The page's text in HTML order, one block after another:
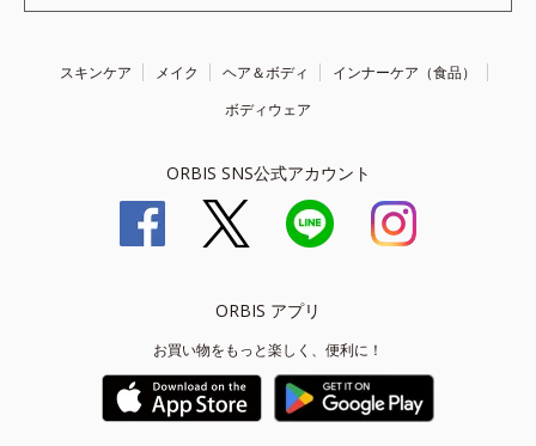
スキンケア メイク ヘア＆ボディ
インナーケア（食品）
ボディウェア
ORBIS SNS公式アカウント
ORBIS アプリ
お買い物をもっと楽しく、便利に！